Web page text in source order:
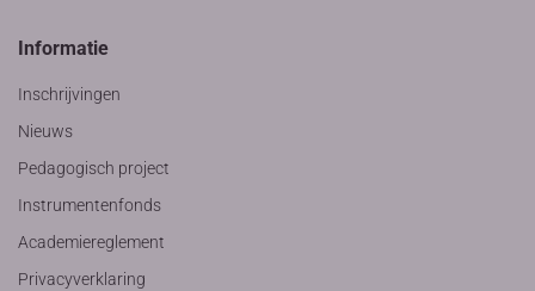
Informatie
Inschrijvingen
Nieuws
Pedagogisch project
Instrumentenfonds
Academiereglement
Privacyverklaring